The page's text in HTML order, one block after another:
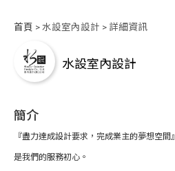
首頁 > 水設室內設計 > 詳細資訊
水設室內設計
簡介
『盡力達成設計要求，完成業主的夢想空間』
是我們的服務初心。